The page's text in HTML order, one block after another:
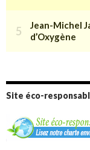
Site éco-